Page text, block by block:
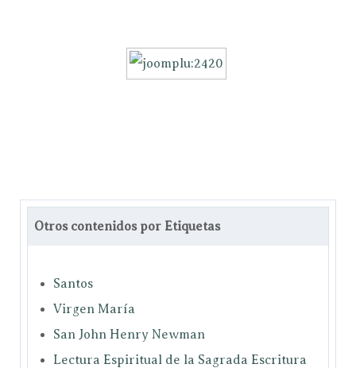
Otros contenidos por Etiquetas
Santos
Virgen María
San John Henry Newman
Lectura Espiritual de la Sagrada Escritura